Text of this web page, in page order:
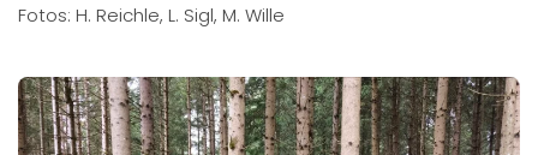
Fotos: H. Reichle, L. Sigl, M. Wille